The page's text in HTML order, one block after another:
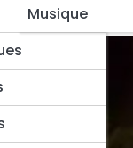
Musique